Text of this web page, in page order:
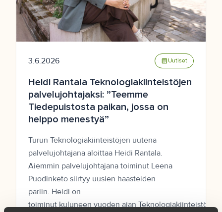
3.6.2026 article Uutiset
Heidi Rantala Teknologiakiinteistöjen
palvelujohtajaksi: ”Teemme
Tiedepuistosta paikan, jossa on
helppo menestyä”
Turun Teknologiakiinteistöjen uutena
palvelujohtajana aloittaa Heidi Rantala.
Aiemmin palvelujohtajana toiminut Leena
Puodinketo siirtyy uusien haasteiden
pariin. Heidi on
toiminut kuluneen vuoden ajan Teknologiakiinteistöjen